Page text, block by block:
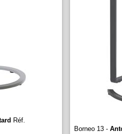
Réf.
Borneo 13 -